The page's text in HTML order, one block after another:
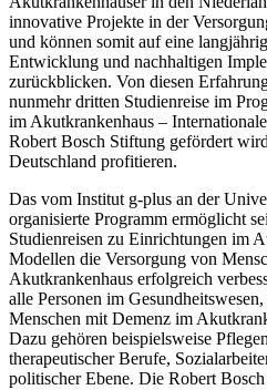
innovative Projekte in der
und können somit auf eine
Entwicklung und nachhaltigen
zurückblicken. Von diesen
nunmehr dritten Studienreise im
im Akutkrankenhaus –
Robert Bosch Stiftung gefördert
Deutschland profitieren.
Das vom Institut g-plus an der
organisierte Programm ermöglicht
Studienreisen zu Einrichtungen im
Modellen die Versorgung von
Akutkrankenhaus erfolgreich
alle Personen im
Menschen mit Demenz im
Dazu gehören beispielsweise
therapeutischer Berufe,
politischer Ebene. Die Robert